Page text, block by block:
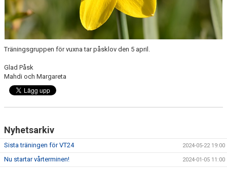
Träningsgruppen för vuxna tar påsklov den 5 april.
Glad Påsk
Mahdi och Margareta
Nyhetsarkiv
Sista träningen för VT24 2024-05-22 19:00
Nu startar vårterminen! 2024-01-05 11:00